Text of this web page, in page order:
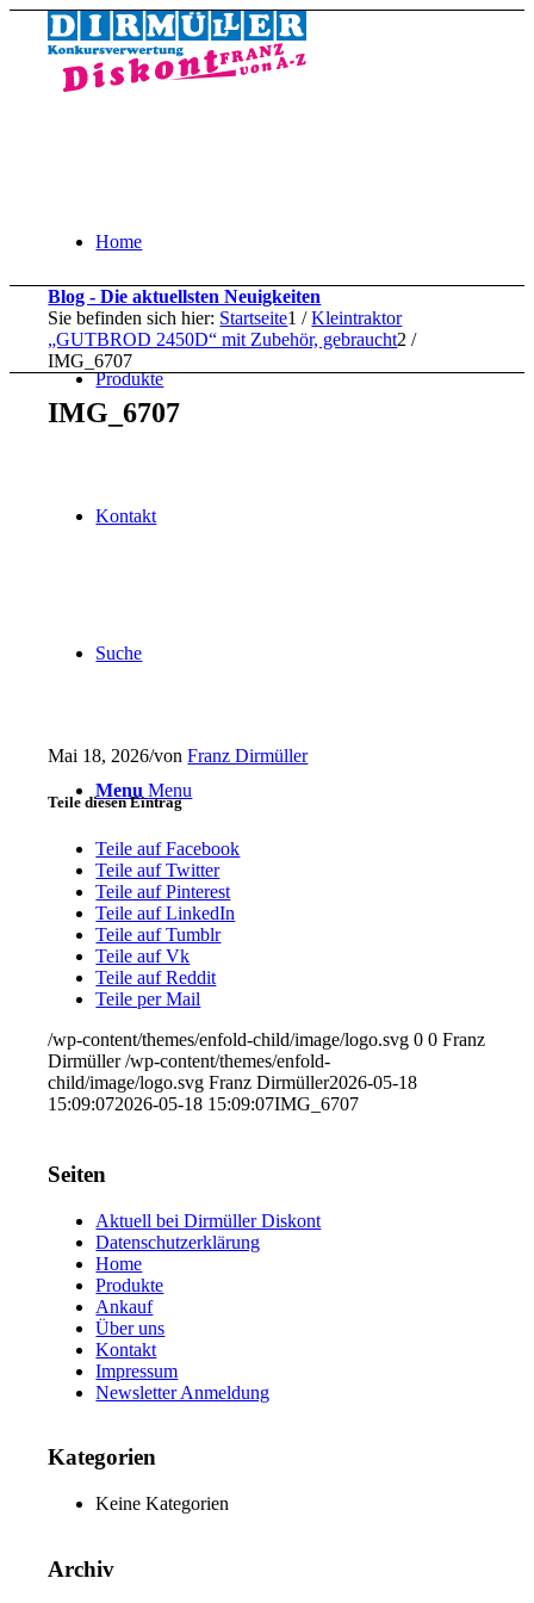
Home
Produkte
Kontakt
Suche
Menu Menu
Blog - Die aktuellsten Neuigkeiten
Sie befinden sich hier: Startseite1 / Kleintraktor
„GUTBROD 2450D“ mit Zubehör, gebraucht2 /
IMG_6707
IMG_6707
Mai 18, 2026/vonFranz Dirmüller
Teile diesen Eintrag
Teile auf Facebook
Teile auf Twitter
Teile auf Pinterest
Teile auf LinkedIn
Teile auf Tumblr
Teile auf Vk
Teile auf Reddit
Teile per Mail
/wp-content/themes/enfold-child/image/logo.svg 0 0 Franz
Dirmüller /wp-content/themes/enfold-
child/image/logo.svg Franz Dirmüller2026-05-18
15:09:072026-05-18 15:09:07IMG_6707
Seiten
Aktuell bei Dirmüller Diskont
Datenschutzerklärung
Home
Produkte
Ankauf
Über uns
Kontakt
Impressum
Newsletter Anmeldung
Kategorien
Keine Kategorien
Archiv